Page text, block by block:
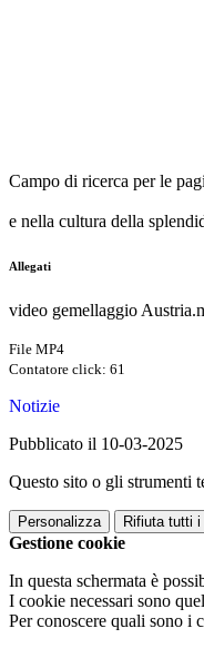
Campo di ricerca per le
e nella cultura della
Allegati
video gemellaggio
File MP4
Contatore click: 61
Notizie
Pubblicato il 10-03-2025
Questo sito o gli strumenti
Personalizza Rifiuta tutti i
Gestione cookie
In questa schermata è
I cookie necessari sono
Per conoscere quali sono i